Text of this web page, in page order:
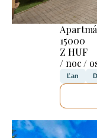
15000
Z HUF
/ noc /
Ľan